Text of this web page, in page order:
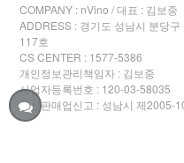
COMPANY : nVino / 대표 : 김보중
ADDRESS : 경기도 성남시 분당
117호
CS CENTER : 1577-5386
개인정보관리책임자 : 김보중
사업자등록번호 : 120-03-58035
통신판매업신고 : 성남시 제2005-